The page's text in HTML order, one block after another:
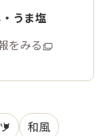
うま塩
をみる
和風